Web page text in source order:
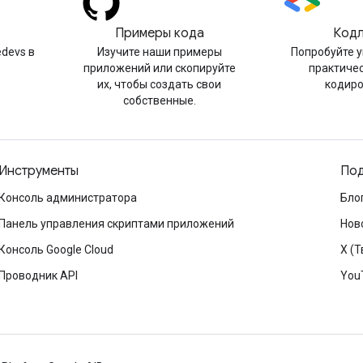
в
Примеры кода
Изучите наши примеры
приложений или скопируйте
их, чтобы создать свои
собственные.
Попробуйте
Инструменты
Консоль администратора
Панель управления скриптами приложений
Консоль Google Cloud
Проводник API
X